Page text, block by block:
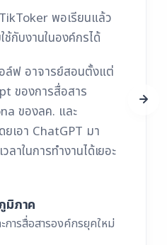
พอเรียนแล้ว
ช้กับงานในองค์กรได้
ล์ฟ อาจารย์สอนตั้งแต่
ของการสื่อสาร
ของลค. และ
เอา ChatGPT มา
ลาในการทำงานได้เยอะ
มิภาค
ารสื่อสารองค์กรยุคใหม่